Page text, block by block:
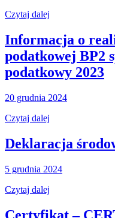
Czytaj dalej
Informacja o
podatkowej BP2
podatkowy 2023
20 grudnia 2024
Czytaj dalej
Deklaracja
5 grudnia 2024
Czytaj dalej
Certyfikat –